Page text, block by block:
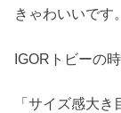
きゃわいいです。
IGORトビーの
「サイズ感大き